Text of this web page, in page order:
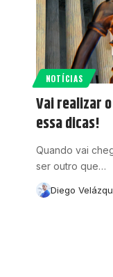
NOTÍCIAS
Vai realizar
essa dicas!
Quando vai
ser outro que…
Diego